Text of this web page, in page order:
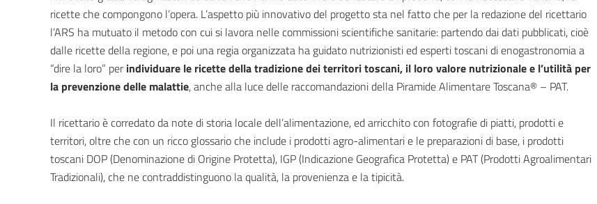
ricette che compongono l’opera. L’aspetto più innovativo del progetto sta nel fatto che per la redazione del ricettario
l’ARS ha mutuato il metodo con cui si lavora nelle commissioni scientifiche sanitarie: partendo dai dati pubblicati, cioè
dalle ricette della regione, e poi una regia organizzata ha guidato nutrizionisti ed esperti toscani di enogastronomia a
“dire la loro” perindividuare le ricette della tradizione dei territori toscani, il loro valore nutrizionale e l’utilità per
la prevenzione delle malattie, anche alla luce delle raccomandazioni della Piramide Alimentare Toscana® – PAT.
Il ricettario è corredato da note di storia locale dell’alimentazione, ed arricchito con fotografie di piatti, prodotti e
territori, oltre che con un ricco glossario che include i prodotti agro-alimentari e le preparazioni di base, i prodotti
toscani DOP (Denominazione di Origine Protetta), IGP (Indicazione Geografica Protetta) e PAT (Prodotti Agroalimentari
Tradizionali), che ne contraddistinguono la qualità, la provenienza e la tipicità.